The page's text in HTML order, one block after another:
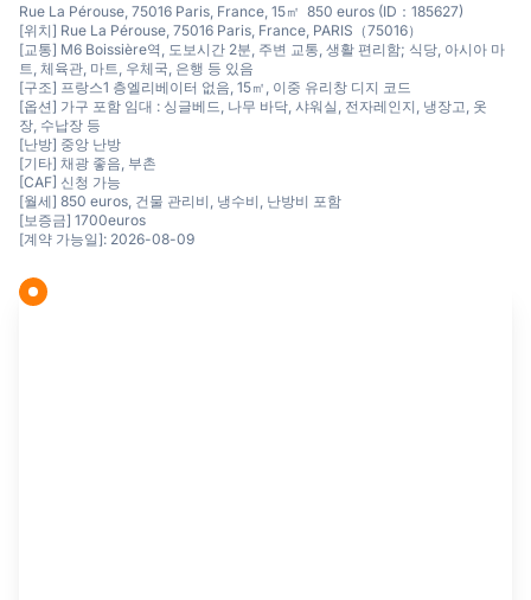
Rue La Pérouse, 75016 Paris, France, 15㎡ 850 euros (ID：185627)
[위치] Rue La Pérouse, 75016 Paris, France, PARIS（75016）
[교통] M6 Boissière역, 도보시간 2분, 주변 교통, 생활 편리함; 식당, 아시아 마
트, 체육관, 마트, 우체국, 은행 등 있음
[구조] 프랑스1 층엘리베이터 없음, 15㎡, 이중 유리창 디지 코드
[옵션] 가구 포함 임대 : 싱글베드, 나무 바닥, 샤워실, 전자레인지, 냉장고, 옷
장, 수납장 등
[난방] 중앙 난방
[기타] 채광 좋음, 부촌
[CAF] 신청 가능
[월세] 850 euros, 건물 관리비, 냉수비, 난방비 포함
[보증금] 1700euros
[계약 가능일]: 2026-08-09